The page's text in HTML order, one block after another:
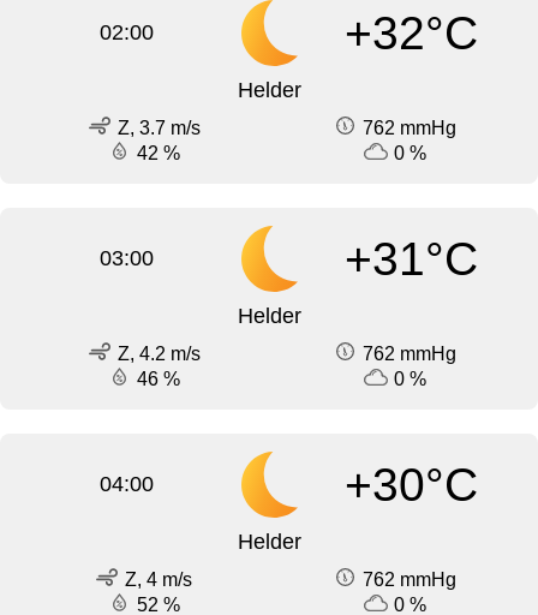
02:00 +32°C
Helder
Z, 3.7 m/s
762 mmHg
42 %
0 %
03:00 +31°C
Helder
Z, 4.2 m/s
762 mmHg
46 %
0 %
04:00 +30°C
Helder
Z, 4 m/s
762 mmHg
52 %
0 %